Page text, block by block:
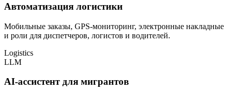
Автоматизация логистики
Мобильные заказы, GPS-мониторинг, электронные накладные
и роли для диспетчеров, логистов и водителей.
Logistics
LLM
AI-ассистент для мигрантов